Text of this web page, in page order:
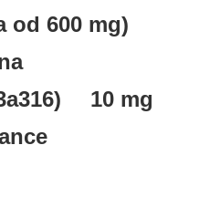
od 600 mg)
10 mg